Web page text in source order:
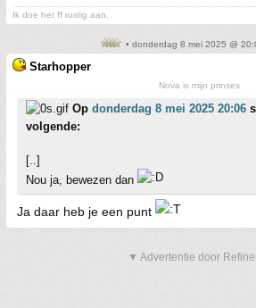
Ik doe het ff rustig aan.
• donderdag 8 mei 2025 @
Starhopper
Nova is mijn prinses
Op donderdag 8 mei 2025 20:06
volgende:
[..]
Nou ja, bewezen dan
Ja daar heb je een punt
▼ Advertentie door